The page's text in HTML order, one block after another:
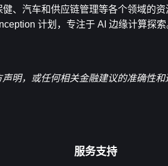
、汽车和供应链管理等各个领域的
计划，专注于 AI 边缘计算探
明，或任何相关金融建议的准确性和
服务支持